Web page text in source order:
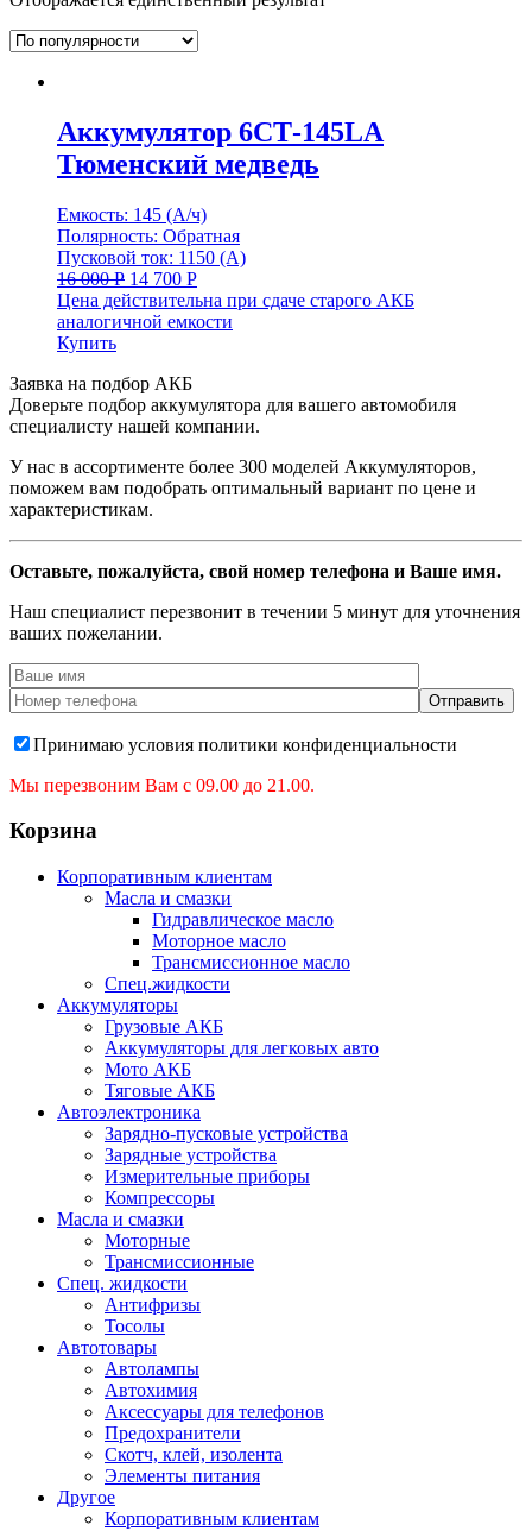
Аккумулятор 6СТ-145LА
Тюменский медведь
Емкость: 145 (А/ч)
Полярность: Обратная
Пусковой ток: 1150 (А)
16 000Р 14 700 Р
Цена действительна при сдаче старого АКБ
аналогичной емкости
Купить
Заявка на подбор АКБ
Доверьте подбор аккумулятора для вашего автомобиля
специалисту нашей компании.
У нас в ассортименте более 300 моделей Аккумуляторов,
поможем вам подобрать оптимальный вариант по цене и
характеристикам.
Оставьте, пожалуйста, свой номер телефона и Ваше имя.
Наш специалист перезвонит в течении 5 минут для уточнения
ваших пожелании.
Принимаю условия политики конфиденциальности
Мы перезвоним Вам с 09.00 до 21.00.
Корзина
Корпоративным клиентам
Масла и смазки
Гидравлическое масло
Моторное масло
Трансмиссионное масло
Спец.жидкости
Аккумуляторы
Грузовые АКБ
Аккумуляторы для легковых авто
Мото АКБ
Тяговые АКБ
Автоэлектроника
Зарядно-пусковые устройства
Зарядные устройства
Измерительные приборы
Компрессоры
Масла и смазки
Моторные
Трансмиссионные
Спец. жидкости
Антифризы
Тосолы
Автотовары
Автолампы
Автохимия
Аксессуары для телефонов
Предохранители
Скотч, клей, изолента
Элементы питания
Другое
Корпоративным клиентам